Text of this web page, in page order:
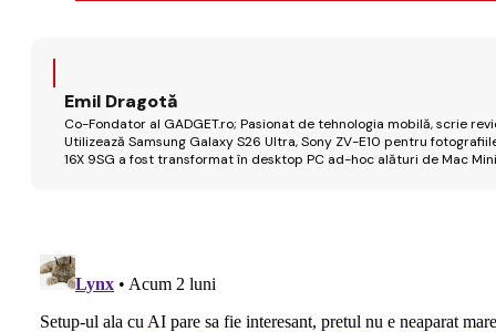
Emil Dragotă
Co-Fondator al GADGET.ro; Pasionat de tehnologia mobilă, scrie
Utilizează Samsung Galaxy S26 Ultra, Sony ZV-E10 pentru
16X 9SG a fost transformat în desktop PC ad-hoc alături de Mac